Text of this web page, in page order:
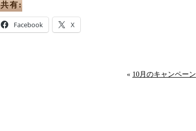
共有:
Facebook X
« 10月のキャンペーン